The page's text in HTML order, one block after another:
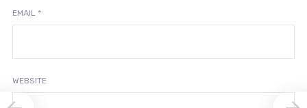
EMAIL *
WEBSITE